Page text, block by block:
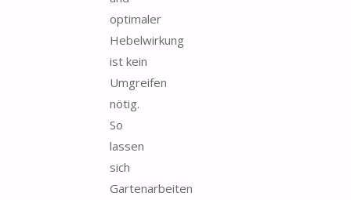
optimaler
Hebelwirkung
ist kein
Umgreifen
nötig.
So
lassen
sich
Gartenarbeiten